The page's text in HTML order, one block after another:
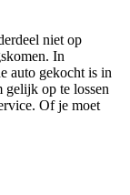
niet op
In
auto gekocht is in
gelijk op te lossen
Of je moet